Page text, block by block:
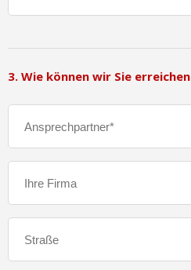
3. Wie können wir Sie erreichen